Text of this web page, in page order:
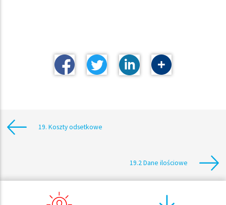
19. Koszty odsetkowe
19.2 Dane ilościowe